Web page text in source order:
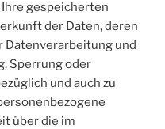
gespeicherten
der Daten, deren
Datenverarbeitung und
Sperrung oder
und auch zu
über die im